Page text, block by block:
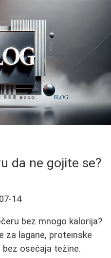
da ne gojite se?
14
bez mnogo kalorija?
za lagane, proteinske
osećaja težine.